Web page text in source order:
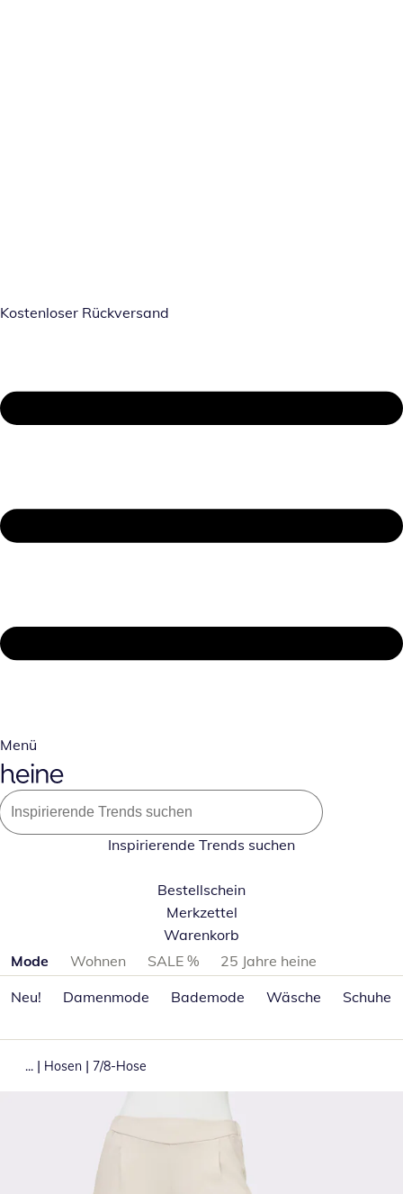
Kostenloser Rückversand
Menü
Inspirierende Trends suchen
Bestellschein
Merkzettel
Warenkorb
Produktkategorien überspringen
Mode Wohnen SALE %
25 Jahre heine
Neu!
Damenmode Bademode Wäsche Schuhe
... | Hosen | 7/8-Hose